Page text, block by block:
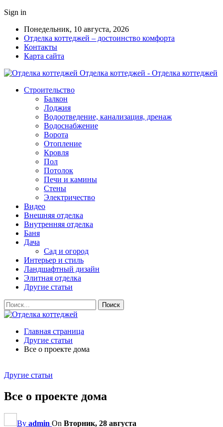
Sign in
Понедельник, 10 августа, 2026
Отделка коттеджей – достоинство комфорта
Контакты
Карта сайта
Отделка коттеджей - Отделка коттеджей
Строительство
Балкон
Лоджия
Водоотведение, канализация, дренаж
Водоснабжение
Ворота
Отопление
Кровля
Пол
Потолок
Печи и камины
Стены
Электричество
Видео
Внешняя отделка
Внутренняя отделка
Баня
Дача
Сад и огород
Интерьер и стиль
Ландшафтный дизайн
Элитная отделка
Другие статьи
Главная страница
Другие статьи
Все о проекте дома
Другие статьи
Все о проекте дома
By admin On Вторник, 28 августа